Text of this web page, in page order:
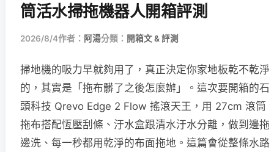
筒活水掃拖機器人開箱評測
2026/8/4作者： 阿湯分類： 開箱文 & 評測
掃地機的吸力早就夠用了，真正決定你家地板乾不乾淨
的，其實是「拖布髒了之後怎麼辦」。這次要開箱的石
頭科技 Qrevo Edge 2 Flow 搖滾天王，用 27cm 滾筒
拖布搭配恆壓刮條、汙水盒跟清水汙水分離，做到邊拖
邊洗、每一秒都用乾淨的布面拖地。這篇會從整條水路